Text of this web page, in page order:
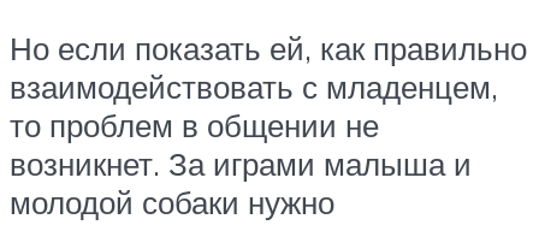
Но если показать ей, как правильно
взаимодействовать с младенцем,
то проблем в общении не
возникнет. За играми малыша и
молодой собаки нужно